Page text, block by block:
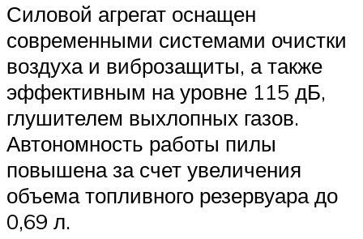
Силовой агрегат оснащен
современными системами очистки
воздуха и виброзащиты, а также
эффективным на уровне 115 дБ,
глушителем выхлопных газов.
Автономность работы пилы
повышена за счет увеличения
объема топливного резервуара до
0,69 л.